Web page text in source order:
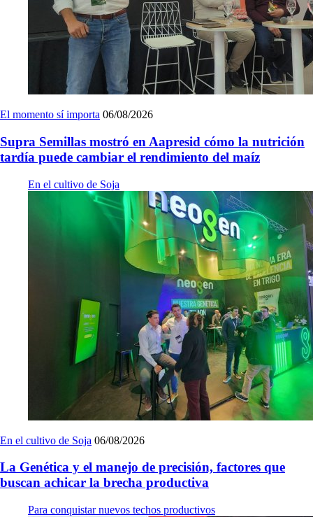
El momento sí importa 06/08/2026
Supra Semillas mostró en Aapresid cómo la nutrición
tardía puede cambiar el rendimiento del maíz
En el cultivo de Soja
En el cultivo de Soja 06/08/2026
La Genética y el manejo de precisión, factores que
buscan achicar la brecha productiva
Para conquistar nuevos techos productivos